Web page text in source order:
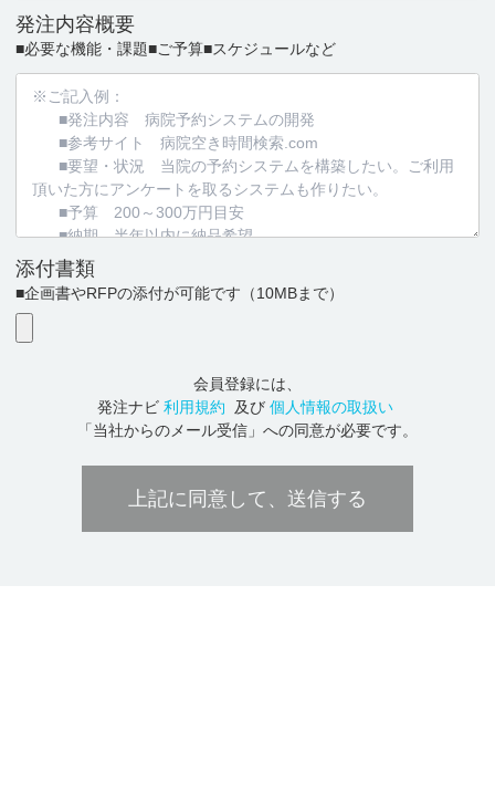
発注内容概要
■必要な機能・課題■ご予算■スケジュールなど
添付書類
■企画書やRFPの添付が可能です （10MBまで）
会員登録には、
発注ナビ 利用規約 及び 個人情報の取扱い
「当社からのメール受信」への同意が必要です。
上記に同意して、送信する